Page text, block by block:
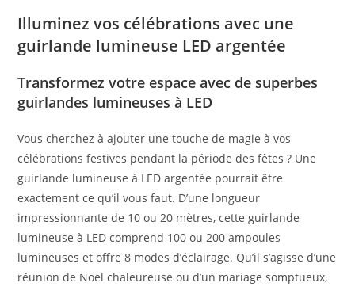
Illuminez vos célébrations avec une
guirlande lumineuse LED argentée
Transformez votre espace avec de superbes
guirlandes lumineuses à LED
Vous cherchez à ajouter une touche de magie à vos
célébrations festives pendant la période des fêtes ? Une
guirlande lumineuse à LED argentée pourrait être
exactement ce qu’il vous faut. D’une longueur
impressionnante de 10 ou 20 mètres, cette guirlande
lumineuse à LED comprend 100 ou 200 ampoules
lumineuses et offre 8 modes d’éclairage. Qu’il s’agisse d’une
réunion de Noël chaleureuse ou d’un mariage somptueux,